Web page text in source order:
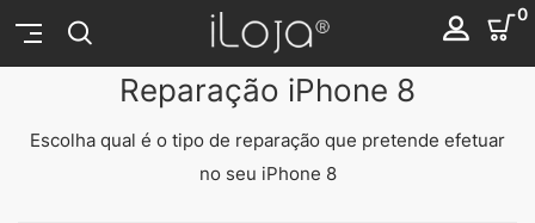
0
Reparação iPhone 8
Escolha qual é o tipo de reparação que pretende efetuar
no seu iPhone 8